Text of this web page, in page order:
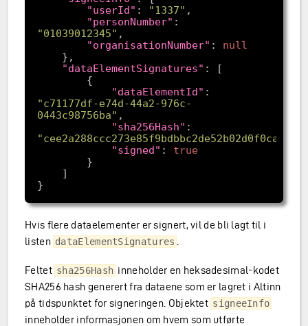
"userId" : "1337"
"personNumber"
"01039012345"
"organisationNumber" : null
"dataElementSignatures"
"dataElementId"
"c71177df-e74d-44a2-976c-
0443c98756ba"
"sha256Hash"
"signed" : true
Hvis flere dataelementer er signert, vil de bli lagt til i
listen dataElementSignatures
Feltet sha256Hash inneholder en heksadesimal-kodet
SHA256 hash generert fra dataene som er lagret i Altinn
på tidspunktet for signeringen. Objektet signeeInfo
inneholder informasjonen om hvem som utførte